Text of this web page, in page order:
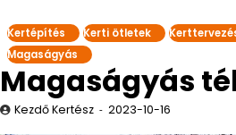
Kertépítés Kerti ötletek
Magaságyás
Magaságyás
Kezdő Kertész 2023-10-16